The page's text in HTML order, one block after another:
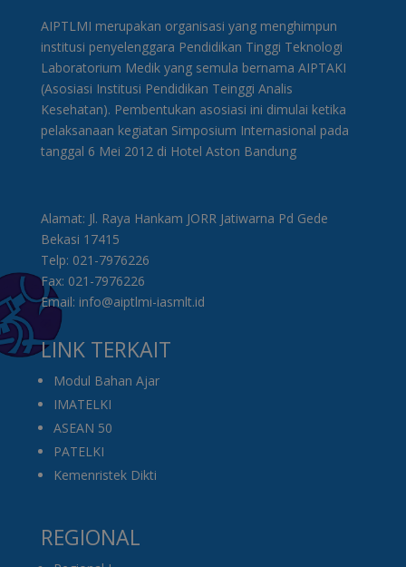
AIPTLMI merupakan organisasi yang menghimpun
institusi penyelenggara Pendidikan Tinggi Teknologi
Laboratorium Medik yang semula bernama AIPTAKI
(Asosiasi Institusi Pendidikan Teinggi Analis
Kesehatan). Pembentukan asosiasi ini dimulai ketika
pelaksanaan kegiatan Simposium Internasional pada
tanggal 6 Mei 2012 di Hotel Aston Bandung
Alamat: Jl. Raya Hankam JORR Jatiwarna Pd Gede
Bekasi 17415
Telp: 021-7976226
Fax: 021-7976226
Email: info@aiptlmi-iasmlt.id
LINK TERKAIT
Modul Bahan Ajar
IMATELKI
ASEAN 50
PATELKI
Kemenristek Dikti
REGIONAL